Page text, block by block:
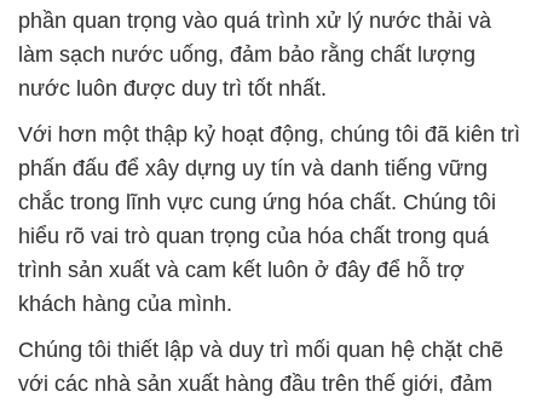
phần quan trọng vào quá trình xử lý nước thải và
làm sạch nước uống, đảm bảo rằng chất lượng
nước luôn được duy trì tốt nhất.
Với hơn một thập kỷ hoạt động, chúng tôi đã kiên trì
phấn đấu để xây dựng uy tín và danh tiếng vững
chắc trong lĩnh vực cung ứng hóa chất. Chúng tôi
hiểu rõ vai trò quan trọng của hóa chất trong quá
trình sản xuất và cam kết luôn ở đây để hỗ trợ
khách hàng của mình.
Chúng tôi thiết lập và duy trì mối quan hệ chặt chẽ
với các nhà sản xuất hàng đầu trên thế giới, đảm